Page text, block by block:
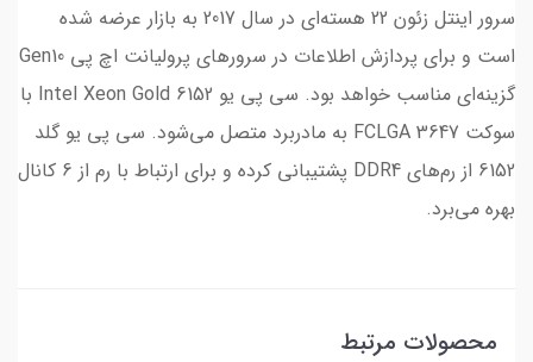
سرور اینتل زئون 22 هسته‌ای در سال 2017 به بازار عرضه شده
است و برای پردازش اطلاعات در سرورهای پرولیانت اچ پی Gen10
گزینه‌ای مناسب خواهد بود. سی پی یو Intel Xeon Gold 6152 با
سوکت FCLGA 3647 به مادربرد متصل می‌شود. سی پی یو گلد
6152 از رم‌های DDR4 پشتیبانی کرده و برای ارتباط با رم از 6 کانال
بهره می‌برد.
محصولات مرتبط